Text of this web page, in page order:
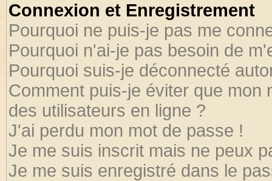
Connexion et Enregistrement
Pourquoi ne puis-je pas me
Pourquoi n'ai-je pas besoin de
Pourquoi suis-je déconnecté
Comment puis-je éviter que mon
des utilisateurs en ligne ?
J'ai perdu mon mot de passe !
Je me suis inscrit mais ne peux
Je me suis enregistré dans le